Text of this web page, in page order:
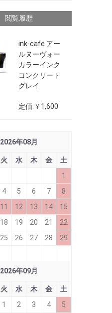
閲覧履歴
ink-cafe アー
ルヌーヴォー
カラーインク
コンクリート
グレイ
定価:￥1,600
2026年08月
火 水 木 金
土
1
4 5 6 7
8
11 12 13 14
15
18 19 20 21
22
25 26 27 28
29
2026年09月
火 水 木 金
土
1
2 3 4 5